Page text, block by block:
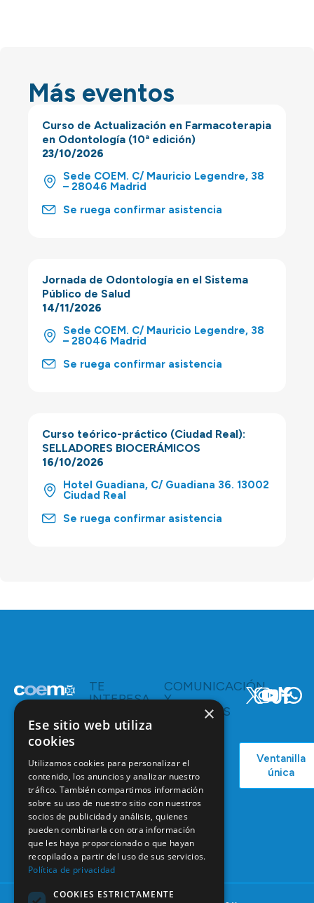
Más eventos
Curso de Actualización en Farmacoterapia
en Odontología (10ª edición)
23/10/2026
Sede COEM. C/ Mauricio Legendre, 38
– 28046 Madrid
Se ruega confirmar asistencia
Jornada de Odontología en el Sistema
Público de Salud
14/11/2026
Sede COEM. C/ Mauricio Legendre, 38
– 28046 Madrid
Se ruega confirmar asistencia
Curso teórico-práctico (Ciudad Real):
SELLADORES BIOCERÁMICOS
16/10/2026
Hotel Guadiana, C/ Guadiana 36. 13002
Ciudad Real
Se ruega confirmar asistencia
C/ Mauricio
Legendre,
28046
Madrid
91 561 29 05
informacion@coem.org.es
TE
INTERESA
Ventajas
Empleo
Formación
Continuada
Tablón de
anuncios
COMUNICACIÓN
Y
RECURSOS
Podcast
Actualidad
Ventanilla
única
×
Ese sitio web utiliza
cookies
Utilizamos cookies para personalizar el
contenido, los anuncios y analizar nuestro
tráfico. También compartimos información
sobre su uso de nuestro sitio con nuestros
socios de publicidad y análisis, quienes
pueden combinarla con otra información
que les haya proporcionado o que hayan
recopilado a partir del uso de sus servicios.
Política de privacidad
COOKIES ESTRICTAMENTE